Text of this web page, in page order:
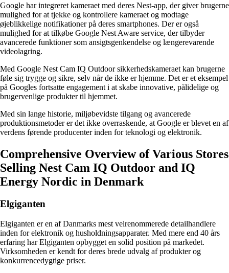
Google har integreret kameraet med deres Nest-app, der giver brugerne
mulighed for at tjekke og kontrollere kameraet og modtage
øjeblikkelige notifikationer på deres smartphones. Der er også
mulighed for at tilkøbe Google Nest Aware service, der tilbyder
avancerede funktioner som ansigtsgenkendelse og længerevarende
videolagring.
Med Google Nest Cam IQ Outdoor sikkerhedskameraet kan brugerne
føle sig trygge og sikre, selv når de ikke er hjemme. Det er et eksempel
på Googles fortsatte engagement i at skabe innovative, pålidelige og
brugervenlige produkter til hjemmet.
Med sin lange historie, miljøbevidste tilgang og avancerede
produktionsmetoder er det ikke overraskende, at Google er blevet en af
verdens førende producenter inden for teknologi og elektronik.
Comprehensive Overview of Various Stores
Selling Nest Cam IQ Outdoor and IQ
Energy Nordic in Denmark
Elgiganten
Elgiganten er en af Danmarks mest velrenommerede detailhandlere
inden for elektronik og husholdningsapparater. Med mere end 40 års
erfaring har Elgiganten opbygget en solid position på markedet.
Virksomheden er kendt for deres brede udvalg af produkter og
konkurrencedygtige priser.